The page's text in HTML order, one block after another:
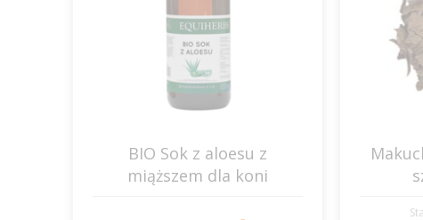
BIO Sok z aloesu z
miąższem dla koni